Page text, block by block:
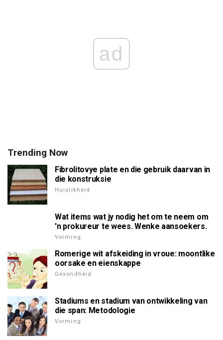
ad
Trending Now
Fibrolitovye plate en die gebruik daarvan in
die konstruksie
Huislikheid
Wat items wat jy nodig het om te neem om
'n prokureur te wees. Wenke aansoekers.
Vorming
Romerige wit afskeiding in vroue: moontlike
oorsake en eienskappe
Gesondheid
Stadiums en stadium van ontwikkeling van
die span: Metodologie
Vorming